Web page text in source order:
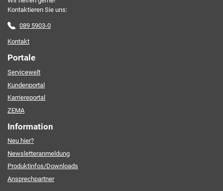
Kontaktieren Sie uns:
089 5903-0
Kontakt
Portale
Servicewelt
Kundenportal
Karriereportal
ZEMA
Information
Neu hier?
Newsletteranmeldung
Produktinfos/Downloads
Ansprechpartner